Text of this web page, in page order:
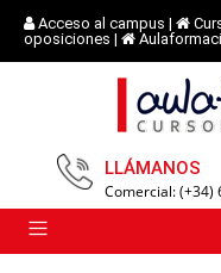
Acceso al campus |
oposiciones |
LLÁMANOS
Comercial: (+34)